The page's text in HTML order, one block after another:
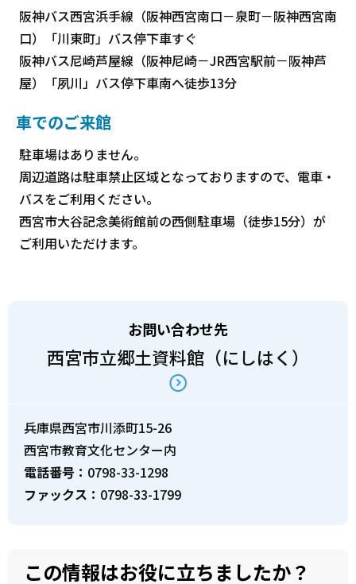
阪神バス西宮浜手線（阪神西宮南口－泉町－阪神西宮南
口）「川東町」バス停下車すぐ
阪神バス尼崎芦屋線（阪神尼崎－JR西宮駅前－阪神芦
屋）「夙川」バス停下車南へ徒歩13分
車でのご来館
駐車場はありません。
周辺道路は駐車禁止区域となっておりますので、電車・
バスをご利用ください。
西宮市大谷記念美術館前の西側駐車場（徒歩15分）が
ご利用いただけます。
お問い合わせ先
西宮市立郷土資料館（にしはく）
兵庫県西宮市川添町15-26
西宮市教育文化センター内
電話番号： 0798-33-1298
ファックス： 0798-33-1799
この情報はお役に立ちましたか？